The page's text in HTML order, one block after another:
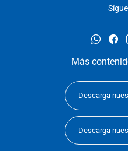
Más
Descarga
Descarga